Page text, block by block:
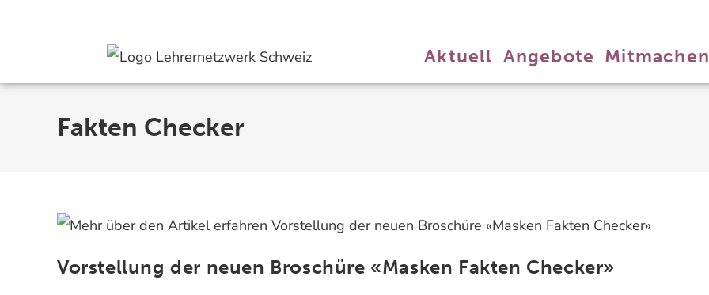
Aktuell Angebote Mitmachen
Fakten Checker
Vorstellung der neuen Broschüre «Masken Fakten Checker»